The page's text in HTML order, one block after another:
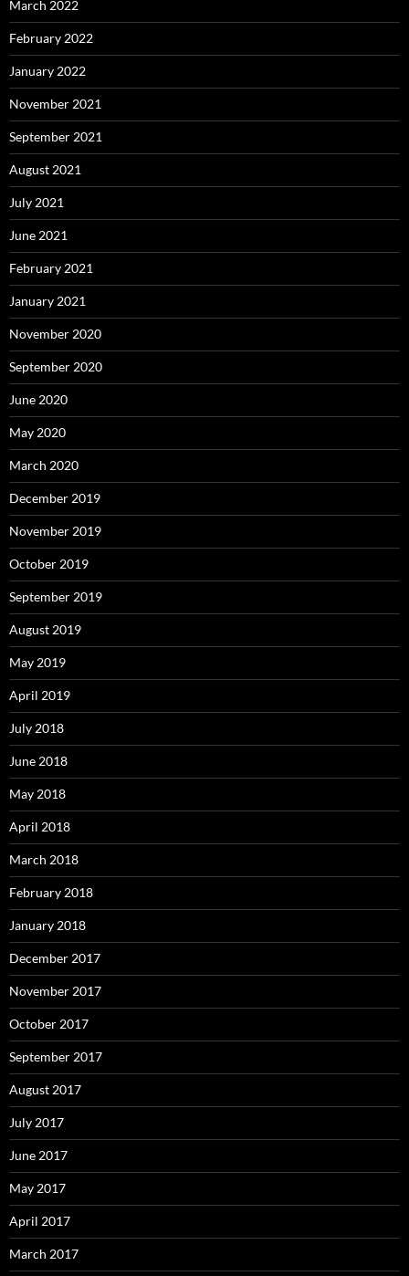
March 2022
February 2022
January 2022
November 2021
September 2021
August 2021
July 2021
June 2021
February 2021
January 2021
November 2020
September 2020
June 2020
May 2020
March 2020
December 2019
November 2019
October 2019
September 2019
August 2019
May 2019
April 2019
July 2018
June 2018
May 2018
April 2018
March 2018
February 2018
January 2018
December 2017
November 2017
October 2017
September 2017
August 2017
July 2017
June 2017
May 2017
April 2017
March 2017